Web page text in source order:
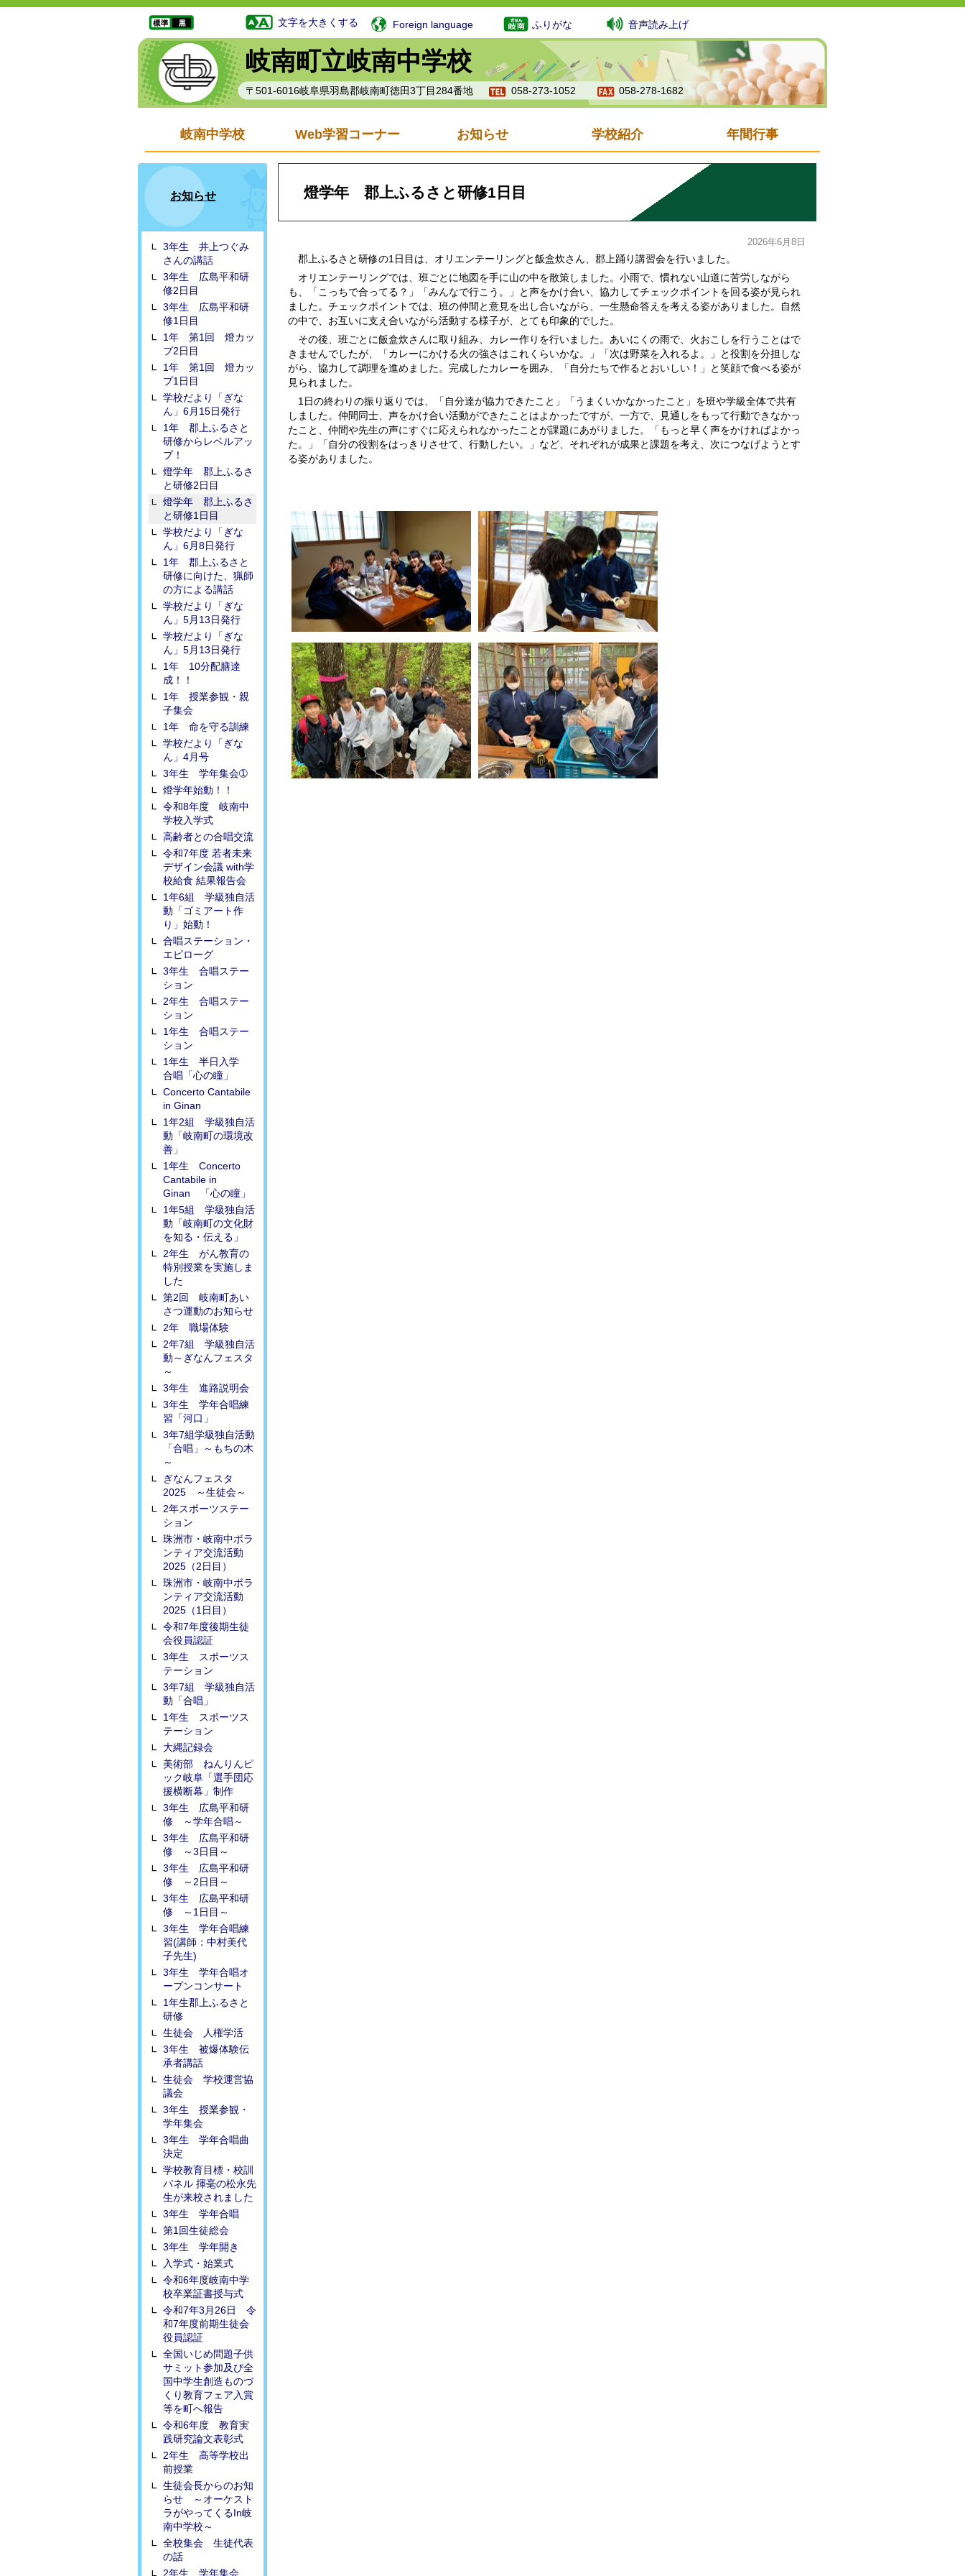
岐南町立岐南中学校
〒501-6016岐阜県羽島郡岐南町徳田3丁目284番地 058-273-1052 058-278-1682
文字を大きくする Foreign language ふりがな 音声読み上げ
岐南中学校 Web学習コーナー お知らせ 学校紹介 年間行事
お知らせ
3年生 井上つぐみ
さんの講話
3年生 広島平和研
修2日目
3年生 広島平和研
修1日目
1年 第1回 燈カッ
プ2日目
1年 第1回 燈カッ
プ1日目
学校だより「ぎな
ん」6月15日発行
1年 郡上ふるさと
研修からレベルアッ
プ！
燈学年 郡上ふるさ
と研修2日目
燈学年 郡上ふるさ
と研修1日目
学校だより「ぎな
ん」6月8日発行
1年 郡上ふるさと
研修に向けた、猟師
の方による講話
学校だより「ぎな
ん」5月13日発行
学校だより「ぎな
ん」5月13日発行
1年 10分配膳達
成！！
1年 授業参観・親
子集会
1年 命を守る訓練
学校だより「ぎな
ん」4月号
3年生 学年集会➀
燈学年始動！！
令和8年度 岐南中
学校入学式
高齢者との合唱交流
令和7年度 若者未来
デザイン会議 with学
校給食 結果報告会
1年6組 学級独自活
動「ゴミアート作
り」始動！
合唱ステーション・
エピローグ
3年生 合唱ステー
ション
2年生 合唱ステー
ション
1年生 合唱ステー
ション
1年生 半日入学
合唱「心の瞳」
Concerto Cantabile
in Ginan
1年2組 学級独自活
動「岐南町の環境改
善」
1年生 Concerto
Cantabile in
Ginan 「心の瞳」
1年5組 学級独自活
動「岐南町の文化財
を知る・伝える」
2年生 がん教育の
特別授業を実施しま
した
第2回 岐南町あい
さつ運動のお知らせ
2年 職場体験
2年7組 学級独自活
動～ぎなんフェスタ
～
3年生 進路説明会
3年生 学年合唱練
習「河口」
3年7組学級独自活動
「合唱」～もちの木
～
ぎなんフェスタ
2025 ～生徒会～
2年スポーツステー
ション
珠洲市・岐南中ボラ
ンティア交流活動
2025（2日目）
珠洲市・岐南中ボラ
ンティア交流活動
2025（1日目）
令和7年度後期生徒
会役員認証
3年生 スポーツス
テーション
3年7組 学級独自活
動「合唱」
1年生 スポーツス
テーション
大縄記録会
美術部 ねんりんピ
ック岐阜「選手団応
援横断幕」制作
3年生 広島平和研
修 ～学年合唱～
3年生 広島平和研
修 ～3日目～
3年生 広島平和研
修 ～2日目～
3年生 広島平和研
修 ～1日目～
3年生 学年合唱練
習(講師：中村美代
子先生)
3年生 学年合唱オ
ープンコンサート
1年生郡上ふるさと
研修
生徒会 人権学活
3年生 被爆体験伝
承者講話
生徒会 学校運営協
議会
3年生 授業参観・
学年集会
3年生 学年合唱曲
決定
学校教育目標・校訓
パネル 揮毫の松永先
生が来校されました
3年生 学年合唱
第1回生徒総会
3年生 学年開き
入学式・始業式
令和6年度岐南中学
校卒業証書授与式
令和7年3月26日 令
和7年度前期生徒会
役員認証
全国いじめ問題子供
サミット参加及び全
国中学生創造ものづ
くり教育フェア入賞
等を町へ報告
令和6年度 教育実
践研究論文表彰式
2年生 高等学校出
前授業
生徒会長からのお知
らせ ～オーケスト
ラがやってくるIn岐
南中学校～
全校集会 生徒代表
の話
2年生 学年集会
燈学年 郡上ふるさと研修1日目
2026年6月8日
郡上ふるさと研修の1日目は、オリエンテーリングと飯盒炊さん、郡上踊り講習会を行いました。
オリエンテーリングでは、班ごとに地図を手に山の中を散策しました。小雨で、慣れない山道に苦労しながら
も、「こっちで合ってる？」「みんなで行こう。」と声をかけ合い、協力してチェックポイントを回る姿が見られ
ました。チェックポイントでは、班の仲間と意見を出し合いながら、一生懸命答えを考える姿がありました。自然
の中で、お互いに支え合いながら活動する様子が、とても印象的でした。
その後、班ごとに飯盒炊さんに取り組み、カレー作りを行いました。あいにくの雨で、火おこしを行うことはで
きませんでしたが、「カレーにかける火の強さはこれくらいかな。」「次は野菜を入れるよ。」と役割を分担しな
がら、協力して調理を進めました。完成したカレーを囲み、「自分たちで作るとおいしい！」と笑顔で食べる姿が
見られました。
1日の終わりの振り返りでは、「自分達が協力できたこと」「うまくいかなかったこと」を班や学級全体で共有
しました。仲間同士、声をかけ合い活動ができたことはよかったですが、一方で、見通しをもって行動できなかっ
たこと、仲間や先生の声にすぐに応えられなかったことが課題にあがりました。「もっと早く声をかければよかっ
た。」「自分の役割をはっきりさせて、行動したい。」など、それぞれが成果と課題を考え、次につなげようとす
る姿がありました。